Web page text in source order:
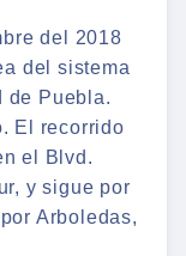
del 2018
del sistema
de Puebla.
El recorrido
el Blvd.
y sigue por
Arboledas,